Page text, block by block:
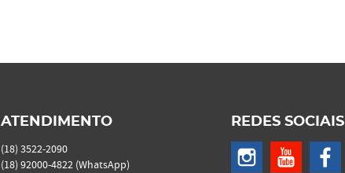
ATENDIMENTO
(18) 3522-2090
(18) 92000-4822 (WhatsApp)
REDES SOCIAIS